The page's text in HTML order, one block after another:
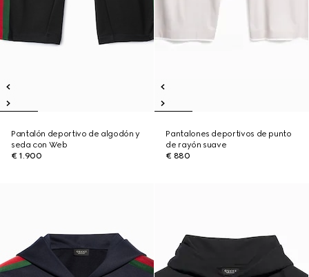
Pantalón deportivo de algodón y
seda con Web
€ 1.900
Pantalones deportivos de punto
de rayón suave
€ 880